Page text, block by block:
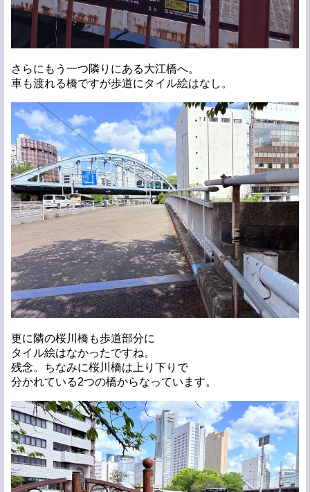
さらにもう一つ隣りにある大江橋へ。
車も渡れる橋ですが歩道にタイル絵はなし。
更に隣の桜川橋も歩道部分に
タイル絵はなかったですね。
残念。ちなみに桜川橋は上り下りで
分かれている2つの橋からなっています。